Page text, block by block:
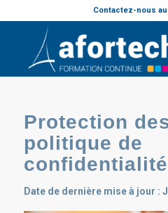
Contactez-nous au
Protection
politique de
confidentialité
Date de dernière mise à jour :